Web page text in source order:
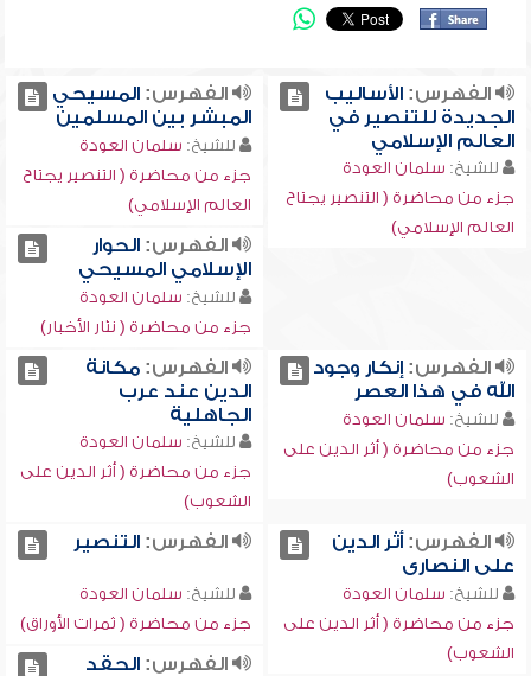
الفهرس:الأساليب
الجديدة للتنصير في
العالم الإسلامي
للشيخ: سلمان العودة
جزء من محاضرة ( التنصير يجتاح
العالم الإسلامي)
الفهرس:المسيحي
المبشر بين المسلمين
للشيخ: سلمان العودة
جزء من محاضرة ( التنصير يجتاح
العالم الإسلامي)
الفهرس:الحوار
الإسلامي المسيحي
للشيخ: سلمان العودة
جزء من محاضرة ( نثار الأخبار)
الفهرس:إنكار وجود
الله في هذا العصر
للشيخ: سلمان العودة
جزء من محاضرة ( أثر الدين على
الشعوب)
الفهرس:مكانة
الدين عند عرب
الجاهلية
للشيخ: سلمان العودة
جزء من محاضرة ( أثر الدين على
الشعوب)
الفهرس:أثر الدين
على النصارى
للشيخ: سلمان العودة
جزء من محاضرة ( أثر الدين على
الشعوب)
الفهرس:التنصير
للشيخ: سلمان العودة
جزء من محاضرة ( ثمرات الأوراق)
الفهرس:الحقد